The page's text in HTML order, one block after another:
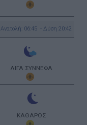
Ανατολή: 06:45 - Δύση 20:42
ΛΙΓΑ ΣΥΝΝΕΦΑ
ΚΑΘΑΡΟΣ